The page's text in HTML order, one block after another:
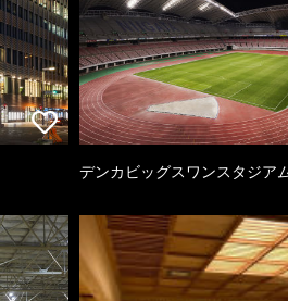
デンカビッグスワンスタジア